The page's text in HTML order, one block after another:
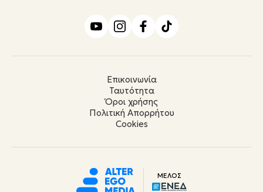
Επικοινωνία
Ταυτότητα
Όροι χρήσης
Πολιτική Απορρήτου
Cookies
ΜΕΛΟΣ